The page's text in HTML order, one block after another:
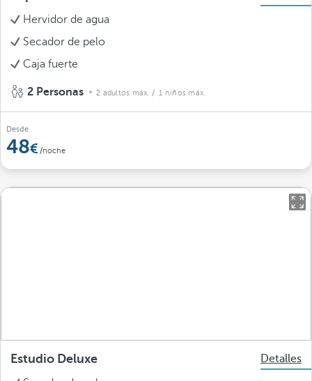
Hervidor de agua
Secador de pelo
Caja fuerte
2 Personas 2 adultos máx. / 1 niños máx.
Desde
48 /noche
Estudio Deluxe
Detalles